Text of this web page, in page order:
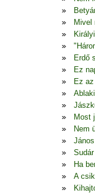
Mivel
Erdő
Ez
Ez
Most
Nem
Ha
A